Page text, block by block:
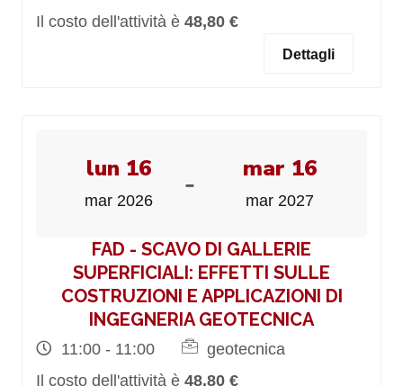
Il costo dell'attività è 48,80 €
Dettagli
lun 16
mar 2026 - mar 16
mar 2027
FAD - SCAVO DI GALLERIE
SUPERFICIALI: EFFETTI SULLE
COSTRUZIONI E APPLICAZIONI DI
INGEGNERIA GEOTECNICA
11:00 - 11:00
geotecnica
Il costo dell'attività è 48,80 €